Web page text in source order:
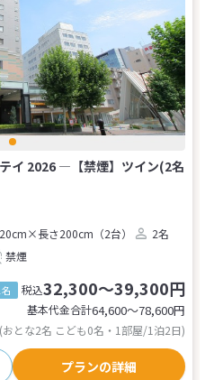
イ 2026 ―【禁煙】ツイン(2名
長さ200cm（2台）
2名
禁煙
税込32,300～39,300円
基本代金合計64,600〜78,600円
(おとな2名 こども0名・1部屋/1泊2日)
プランの詳細